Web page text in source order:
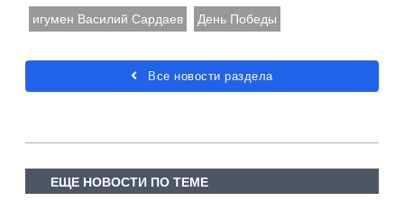
игумен Василий Сардаев День Победы
Все новости раздела
ЕЩЕ НОВОСТИ ПО ТЕМЕ